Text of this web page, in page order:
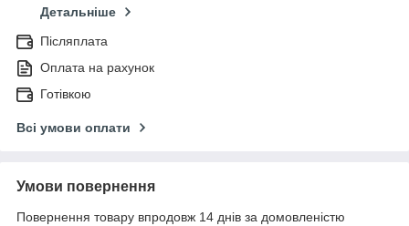
Детальніше
Післяплата
Оплата на рахунок
Готівкою
Всі умови оплати
Умови повернення
Повернення товару впродовж 14 днів за домовленістю